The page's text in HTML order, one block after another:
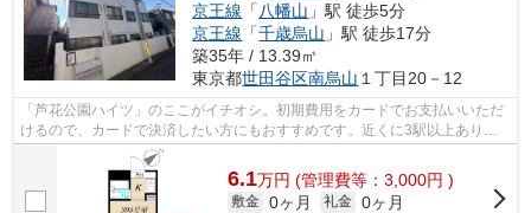
京王線 「 八幡山 」駅 徒歩5分
京王線 「千歳烏山 」駅 徒歩17分
築35年 / 13.39㎡
東京都世田谷区南烏山 １丁目20－12
「芦花公園ハイツ」のここがイチオシ。初期費用をカードでお支払いいただ
けるので、カードで決済したい方にもおすすめです。近くに3駅以上あり、
アクセスが良い物件です。こちらの物件...
6.1万円 (管理費等：3,000円 )
敷金 0ヶ月 礼金 0ヶ月